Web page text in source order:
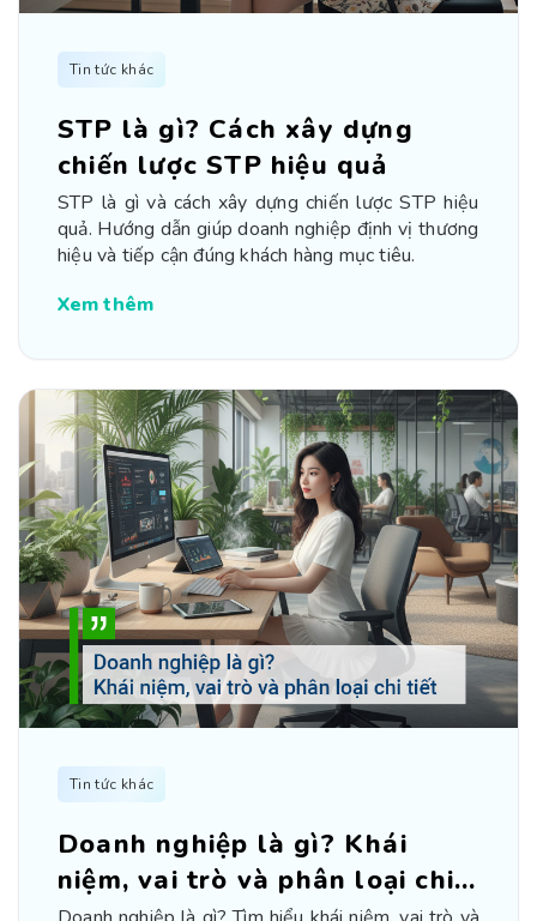
Tin tức khác
STP là gì? Cách xây dựng
chiến lược STP hiệu quả
STP là gì và cách xây dựng chiến lược STP hiệu
quả. Hướng dẫn giúp doanh nghiệp định vị thương
hiệu và tiếp cận đúng khách hàng mục tiêu.
Xem thêm
Tin tức khác
Doanh nghiệp là gì? Khái
niệm, vai trò và phân loại chi